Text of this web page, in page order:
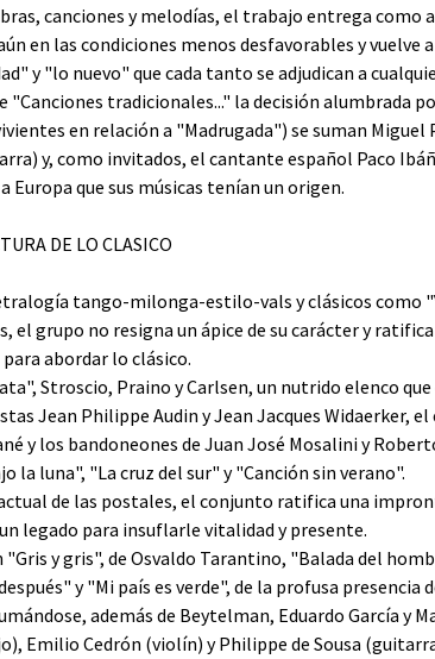
canciones y melodías, el trabajo entrega como
en las condiciones menos desfavorables y vuelve
y "lo nuevo" que cada tanto se adjudican a
"Canciones tradicionales..." la decisión alumbrada
en relación a "Madrugada") se suman
y, como invitados, el cantante español Paco
Europa que sus músicas tenían un origen.
DE LO CLASICO
tango-milonga-estilo-vals y clásicos como
el grupo no resigna un ápice de su carácter y
para abordar lo clásico.
Stroscio, Praino y Carlsen, un nutrido elenco
Jean Philippe Audin y Jean Jacques Widaerker,
y los bandoneones de Juan José Mosalini y
la luna", "La cruz del sur" y "Canción sin verano".
de las postales, el conjunto ratifica una
legado para insuflarle vitalidad y presente.
"Gris y gris", de Osvaldo Tarantino, "Balada del
y "Mi país es verde", de la profusa
además de Beytelman, Eduardo García y
Emilio Cedrón (violín) y Philippe de Sousa